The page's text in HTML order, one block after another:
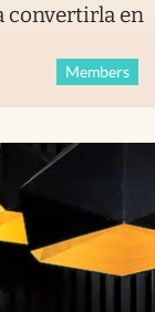
convertirla en
Members